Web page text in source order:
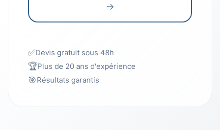
→
✅Devis gratuit sous 48h
🏆Plus de 20 ans d'expérience
🎯Résultats garantis